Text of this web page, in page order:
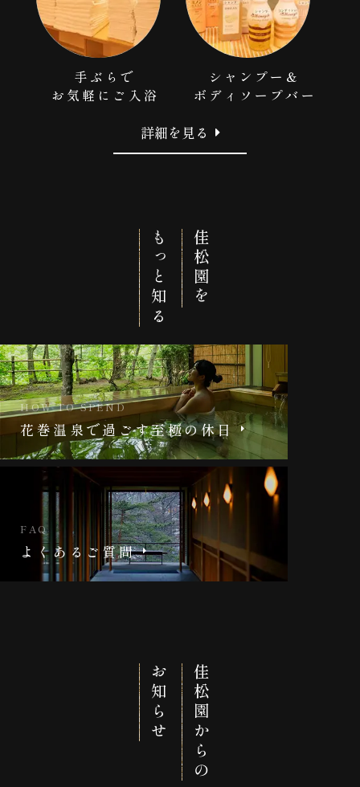
手ぶらで
お気軽に ご入浴
シャンプー＆
ボディソープバー
詳細を見る
佳松園を
もっと知る
HOW TO SPEND
花巻温泉で過ごす至極の休日
FAQ
よくあるご質問
佳松園からの
お知らせ